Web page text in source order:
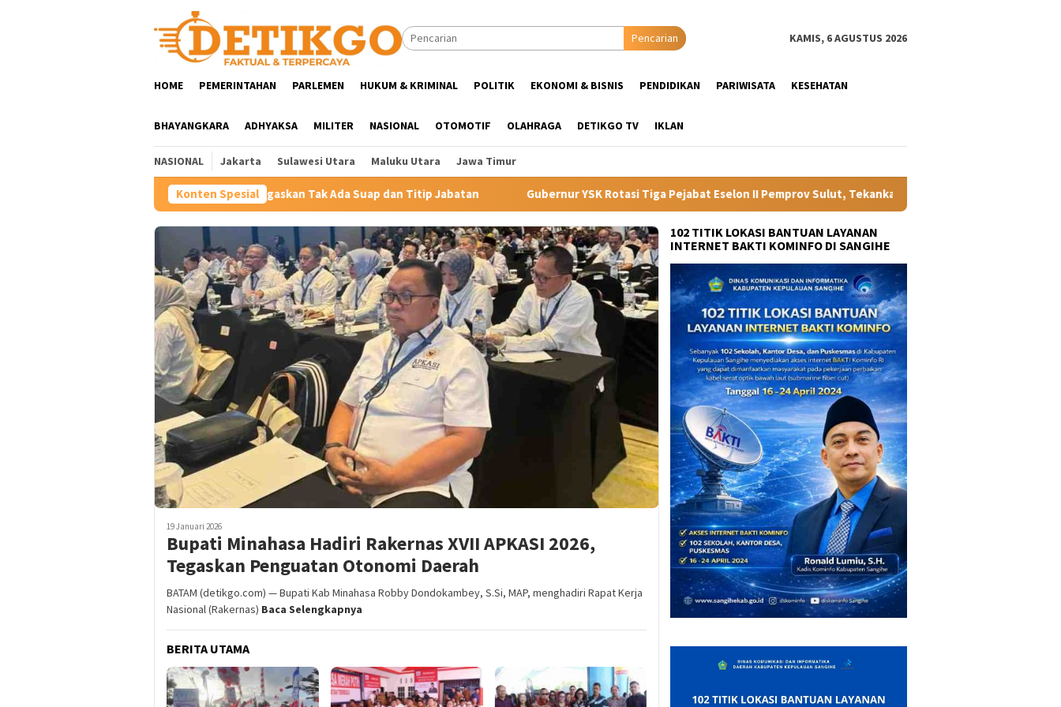
Pencarian KAMIS, 6 AGUSTUS 2026
HOME PEMERINTAHAN PARLEMEN HUKUM & KRIMINAL POLITIK EKONOMI & BISNIS PENDIDIKAN PARIWISATA KESEHATAN
BHAYANGKARA ADHYAKSA MILITER NASIONAL OTOMOTIF OLAHRAGA DETIKGO TV IKLAN
NASIONAL Jakarta Sulawesi Utara Maluku Utara Jawa Timur
Konten Spesial
114 Pejabat: Tegaskan Tak Ada Suap dan Titip Jabatan Gubernur YSK Rotasi Tiga Pejabat Eselon II Pemprov Sulut, Tekankan Kinerja dan Optimalisasi Aset Daerah
19 Januari 2026
Bupati Minahasa Hadiri Rakernas XVII APKASI 2026,
Tegaskan Penguatan Otonomi Daerah
BATAM (detikgo.com) — Bupati Kab Minahasa Robby Dondokambey, S.Si, MAP, menghadiri Rapat Kerja
Nasional (Rakernas) Baca Selengkapnya
BERITA UTAMA
102 TITIK LOKASI BANTUAN LAYANAN
INTERNET BAKTI KOMINFO DI SANGIHE